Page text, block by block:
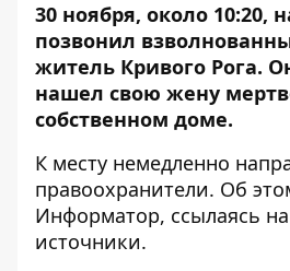
30 ноября, около 10:20,
позвонил
житель Кривого Рога.
нашел свою жену
собственном доме.
К месту немедленно
правоохранители. Об
Информатор, ссылаясь
источники.